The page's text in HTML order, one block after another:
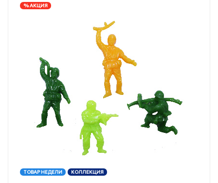
% АКЦИЯ
ТОВАР НЕДЕЛИ КОЛЛЕКЦИЯ